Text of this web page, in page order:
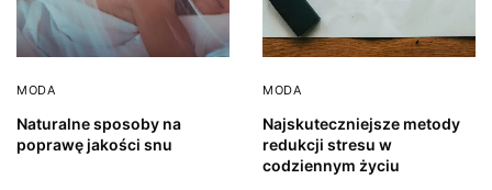
MODA
Naturalne sposoby na
poprawę jakości snu
MODA
Najskuteczniejsze metody
redukcji stresu w
codziennym życiu